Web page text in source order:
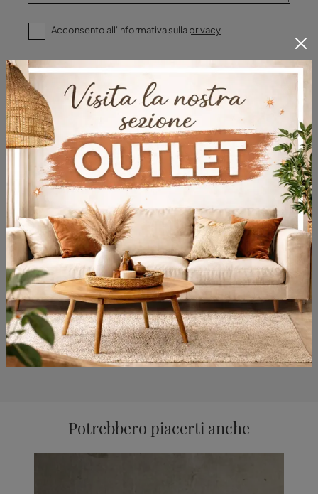
Sfoglia i cataloghi
Acconsento all'informativa sullaprivacy
Invia
Potrebbero piacerti anche